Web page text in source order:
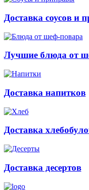
Доставка соусов и
Лучшие блюда от
Доставка напитков
Доставка
Доставка десертов